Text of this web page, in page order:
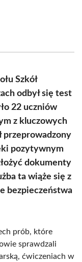
Szkół
odbył się test
22 uczniów
z kluczowych
przeprowadzony
pozytywnym
dokumenty
ta wiąże się z
bezpieczeństwa
prób, które
sprawdzali
ćwiczeniach w